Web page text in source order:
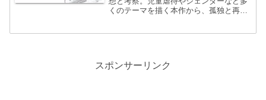
くのテーマを描く本作から、孤独と再生
スポンサーリンク